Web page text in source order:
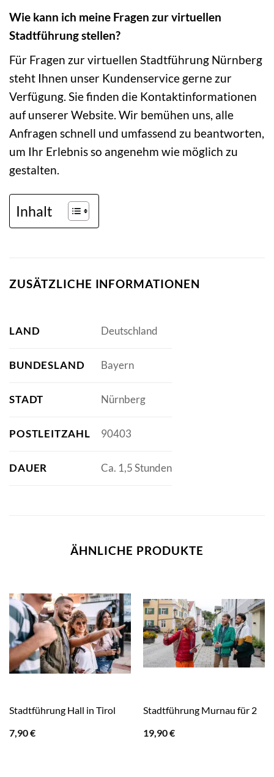
Wie kann ich meine Fragen zur virtuellen
Stadtführung stellen?
Für Fragen zur virtuellen Stadtführung Nürnberg
steht Ihnen unser Kundenservice gerne zur
Verfügung. Sie finden die Kontaktinformationen
auf unserer Website. Wir bemühen uns, alle
Anfragen schnell und umfassend zu beantworten,
um Ihr Erlebnis so angenehm wie möglich zu
gestalten.
Inhalt
ZUSÄTZLICHE INFORMATIONEN
LAND Deutschland
BUNDESLAND Bayern
STADT Nürnberg
POSTLEITZAHL 90403
DAUER Ca. 1,5 Stunden
ÄHNLICHE PRODUKTE
Stadtführung Hall in Tirol
7,90€
Stadtführung Murnau für 2
19,90€